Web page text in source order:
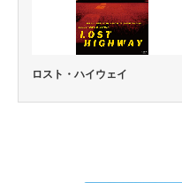
ロスト・ハイウェイ